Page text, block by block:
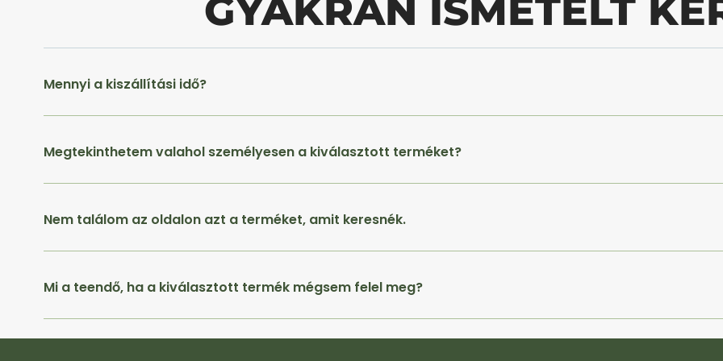
GYAKRAN ISMÉTELT
Mennyi a kiszállítási idő?
Megtekinthetem valahol személyesen a kiválasztott terméket?
Nem találom az oldalon azt a terméket, amit keresnék.
Mi a teendő, ha a kiválasztott termék mégsem felel meg?